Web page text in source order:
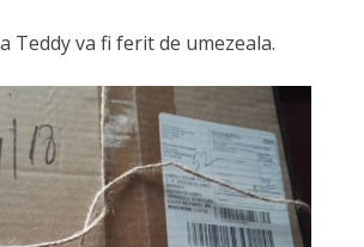
Teddy va fi ferit de umezeala.